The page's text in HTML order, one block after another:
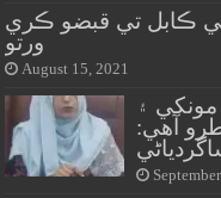
ڪابل تي قبضو ڪري
ورتو
August 15, 2021
مونکي ۽
آهي: